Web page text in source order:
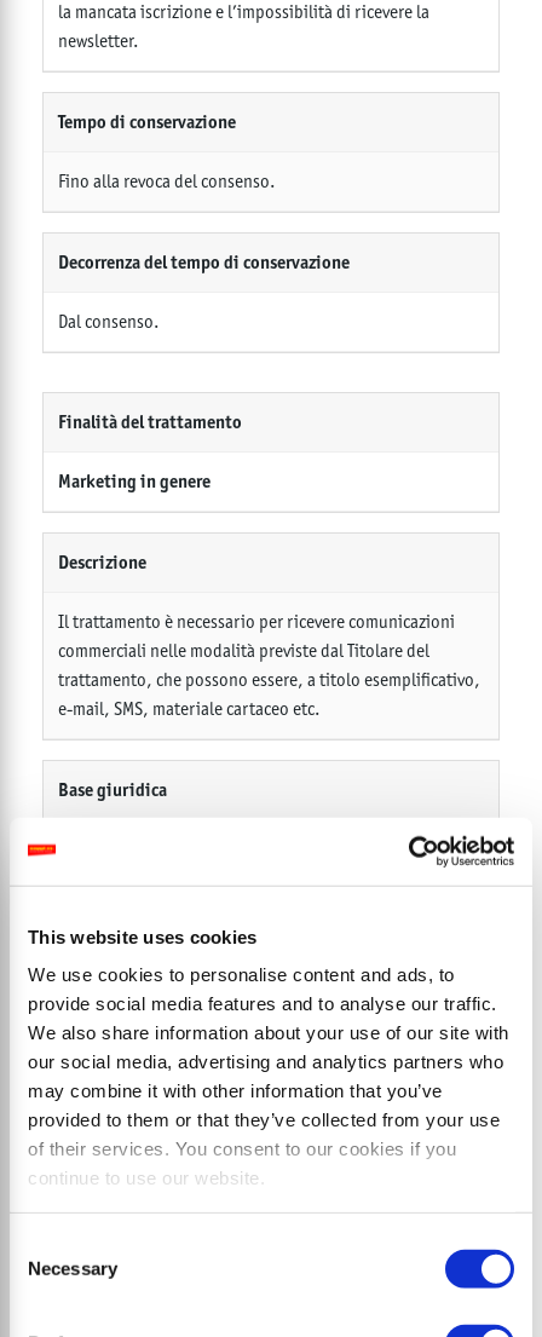
This website uses cookies
We use cookies to personalise content and ads, to
provide social media features and to analyse our traffic.
We also share information about your use of our site with
our social media, advertising and analytics partners who
may combine it with other information that you’ve
provided to them or that they’ve collected from your use
of their services. You consent to our cookies if you
continue to use our website.
Selection
Necessary
la mancata iscrizione e l’impossibilità di ricevere la
newsletter.
Tempo di conservazione
Fino alla revoca del consenso.
Decorrenza del tempo di conservazione
Dal consenso.
Finalità del trattamento
Marketing in genere
Descrizione
Il trattamento è necessario per ricevere comunicazioni
commerciali nelle modalità previste dal Titolare del
trattamento, che possono essere, a titolo esemplificativo,
e-mail, SMS, materiale cartaceo etc.
Base giuridica
Consenso dell’interessato (art. 6 comma 1 lett. a) GDPR
Conseguenze del mancato conferimento
Il mancato conferimento dei dati comporterà unicamente
l’impossibilità di ricevere comunicazioni commerciali.
Tempo di conservazione